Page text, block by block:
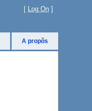
[ Log On]
A propôs